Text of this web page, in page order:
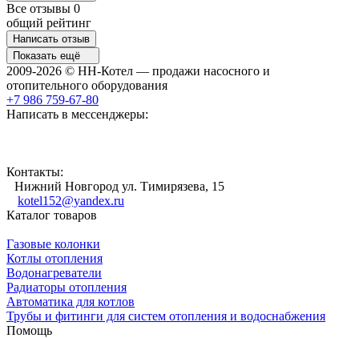
Все отзывы 0
общий рейтинг
Написать отзыв
Показать ещё
2009-2026 © НН-Котел — продажи насосного и
отопительного оборудования
+7 986 759-67-80
Написать в мессенджеры:
Контакты:
Нижний Новгород ул. Тимирязева, 15
kotel152@yandex.ru
Каталог товаров
Газовые колонки
Котлы отопления
Водонагреватели
Радиаторы отопления
Автоматика для котлов
Трубы и фитинги для систем отопления и водоснабжения
Помощь